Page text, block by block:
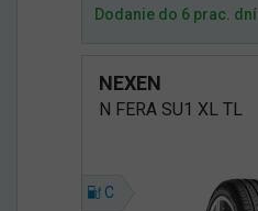
Dodanie do 6 prac. dní
NEXEN
N FERA SU1 XL TL
C